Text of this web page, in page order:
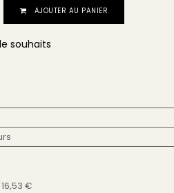
AJOUTER AU PANIER
souhaits
16,53 €